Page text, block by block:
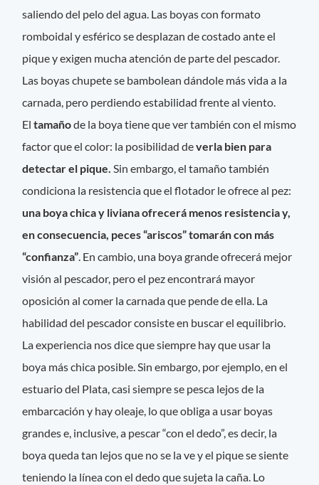
saliendo del pelo del agua. Las boyas con formato
romboidal y esférico se desplazan de costado ante el
pique y exigen mucha atención de parte del pescador.
Las boyas chupete se bambolean dándole más vida a la
carnada, pero perdiendo estabilidad frente al viento.
Eltamañode la boya tiene que ver también con el mismo
factor que el color: la posibilidad deverla bien para
detectar el pique. Sin embargo, el tamaño también
condiciona la resistencia que el flotador le ofrece al pez:
una boya chica y liviana ofrecerá menos resistencia y,
en consecuencia, peces “ariscos” tomarán con más
“confianza”. En cambio, una boya grande ofrecerá mejor
visión al pescador, pero el pez encontrará mayor
oposición al comer la carnada que pende de ella. La
habilidad del pescador consiste en buscar el equilibrio.
La experiencia nos dice que siempre hay que usar la
boya más chica posible. Sin embargo, por ejemplo, en el
estuario del Plata, casi siempre se pesca lejos de la
embarcación y hay oleaje, lo que obliga a usar boyas
grandes e, inclusive, a pescar “con el dedo”, es decir, la
boya queda tan lejos que no se la ve y el pique se siente
teniendo la línea con el dedo que sujeta la caña. Lo